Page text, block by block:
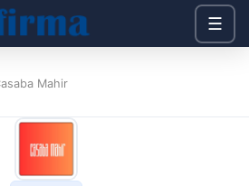
☰
Mahir